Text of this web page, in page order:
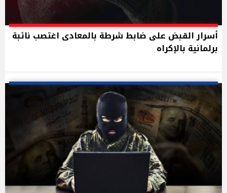
أسرار القبض على ضابط شرطة بالمعادى اغتصب نائبة
برلمانية بالإكراه